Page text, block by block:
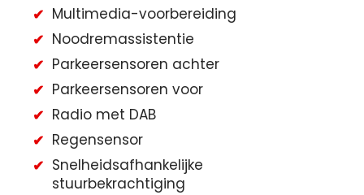
Multimedia-voorbereiding
Noodremassistentie
Parkeersensoren achter
Parkeersensoren voor
Radio met DAB
Regensensor
Snelheidsafhankelijke
stuurbekrachtiging